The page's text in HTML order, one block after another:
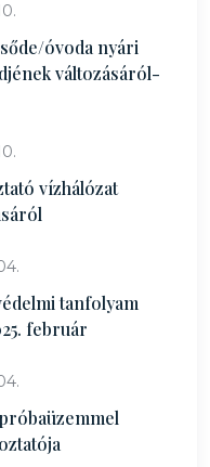
óvoda nyári
változásáról-
vízhálózat
tanfolyam
február